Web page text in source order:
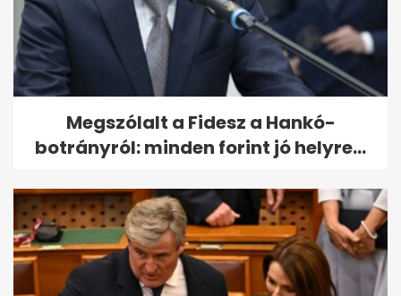
Megszólalt a Fidesz a Hankó-
botrányról: minden forint jó helyre...